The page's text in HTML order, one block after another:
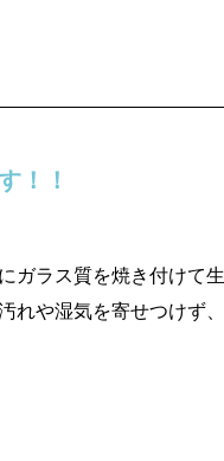
！！
ガラス質を焼き付けて
れや湿気を寄せつけず